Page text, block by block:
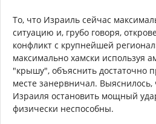
То, что Израиль сейчас
ситуацию и, грубо говоря,
конфликт с крупнейшей
максимально хамски используя
"крышу", объяснить достаточно
месте занервничал.
Израиля остановить мощный
физически неспособны.